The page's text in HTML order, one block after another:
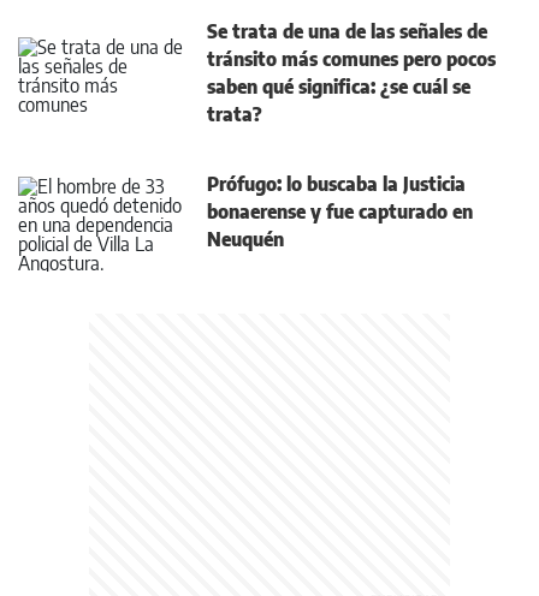
Se trata de una de las señales de
tránsito más comunes pero pocos
saben qué significa: ¿se cuál se
trata?
Prófugo: lo buscaba la Justicia
bonaerense y fue capturado en
Neuquén